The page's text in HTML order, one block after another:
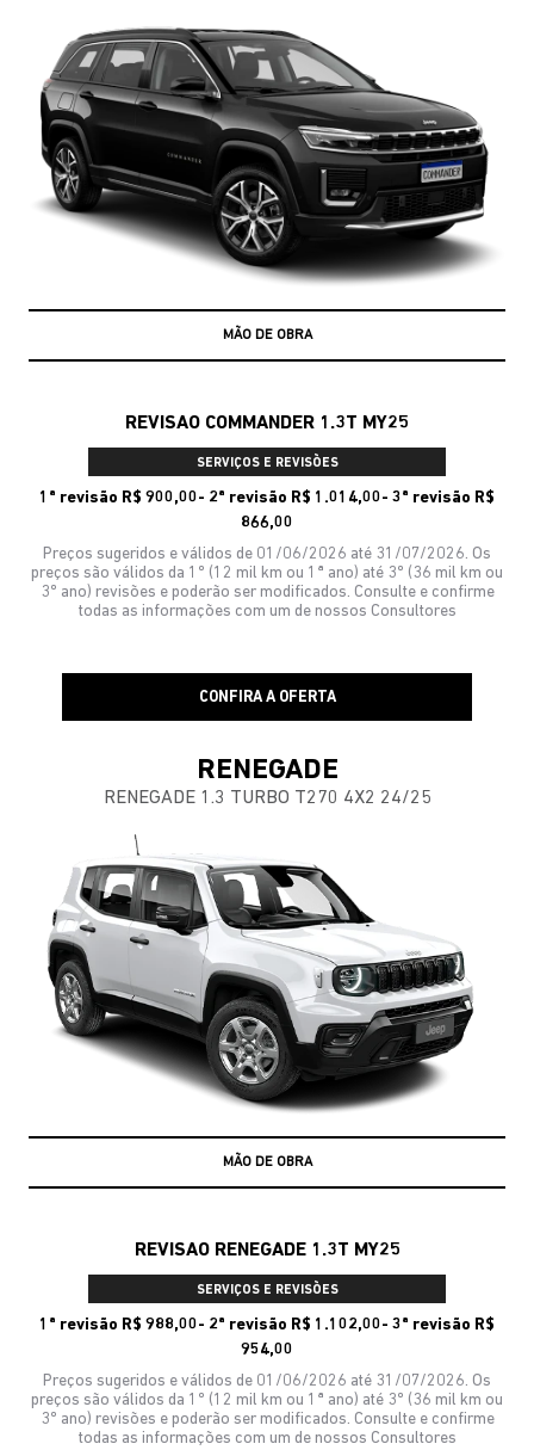
MÃO DE OBRA
REVISAO COMMANDER 1.3T MY25
SERVIÇOS E REVISÕES
1ª revisão R$ 900,00- 2ª revisão R$ 1.014,00- 3ª revisão R$
866,00
Preços sugeridos e válidos de 01/06/2026 até 31/07/2026. Os
preços são válidos da 1º (12 mil km ou 1ª ano) até 3º (36 mil km ou
3º ano) revisões e poderão ser modificados. Consulte e confirme
todas as informações com um de nossos Consultores
CONFIRA A OFERTA
RENEGADE
RENEGADE 1.3 TURBO T270 4X2 24/25
MÃO DE OBRA
REVISAO RENEGADE 1.3T MY25
SERVIÇOS E REVISÕES
1ª revisão R$ 988,00- 2ª revisão R$ 1.102,00- 3ª revisão R$
954,00
Preços sugeridos e válidos de 01/06/2026 até 31/07/2026. Os
preços são válidos da 1º (12 mil km ou 1ª ano) até 3º (36 mil km ou
3º ano) revisões e poderão ser modificados. Consulte e confirme
todas as informações com um de nossos Consultores